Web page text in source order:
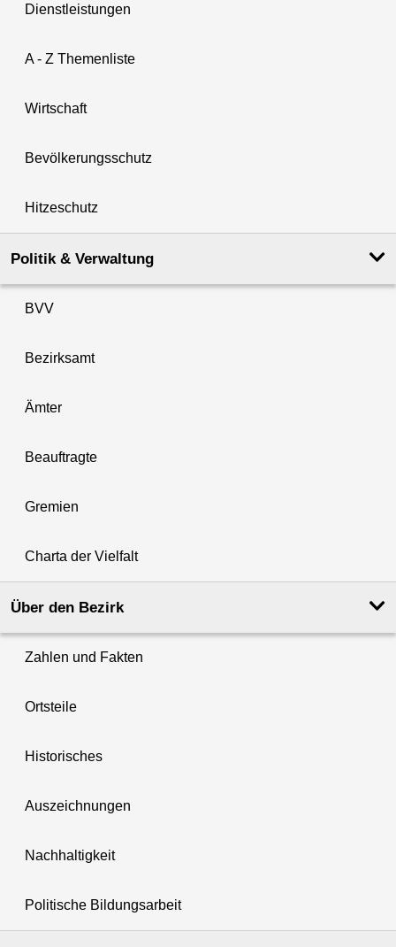
Dienstleistungen
A - Z Themenliste
Wirtschaft
Bevölkerungsschutz
Hitzeschutz
Politik & Verwaltung
BVV
Bezirksamt
Ämter
Beauftragte
Gremien
Charta der Vielfalt
Über den Bezirk
Zahlen und Fakten
Ortsteile
Historisches
Auszeichnungen
Nachhaltigkeit
Politische Bildungsarbeit